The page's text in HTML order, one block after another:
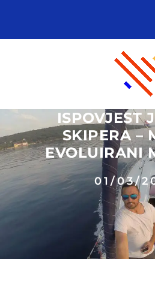
ISPOVJEST
SKIPERA –
EVOLUIRANI
01/03/